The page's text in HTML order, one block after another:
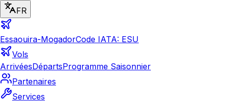
FR
Essaouira-MogadorCode IATA: ESU
Vols
ArrivéesDépartsProgramme Saisonnier
Partenaires
Services